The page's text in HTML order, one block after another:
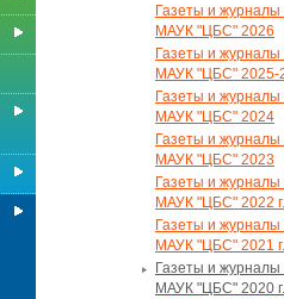
Газеты и журналы
МАУК "ЦБС" 2026
Газеты и журналы
МАУК "ЦБС" 2025-
Газеты и журналы
МАУК "ЦБС" 2024
Газеты и журналы
МАУК "ЦБС" 2023
Газеты и журналы
МАУК "ЦБС" 2022 г.
Газеты и журналы
МАУК "ЦБС" 2021 г.
Газеты и журналы
МАУК "ЦБС" 2020 г.